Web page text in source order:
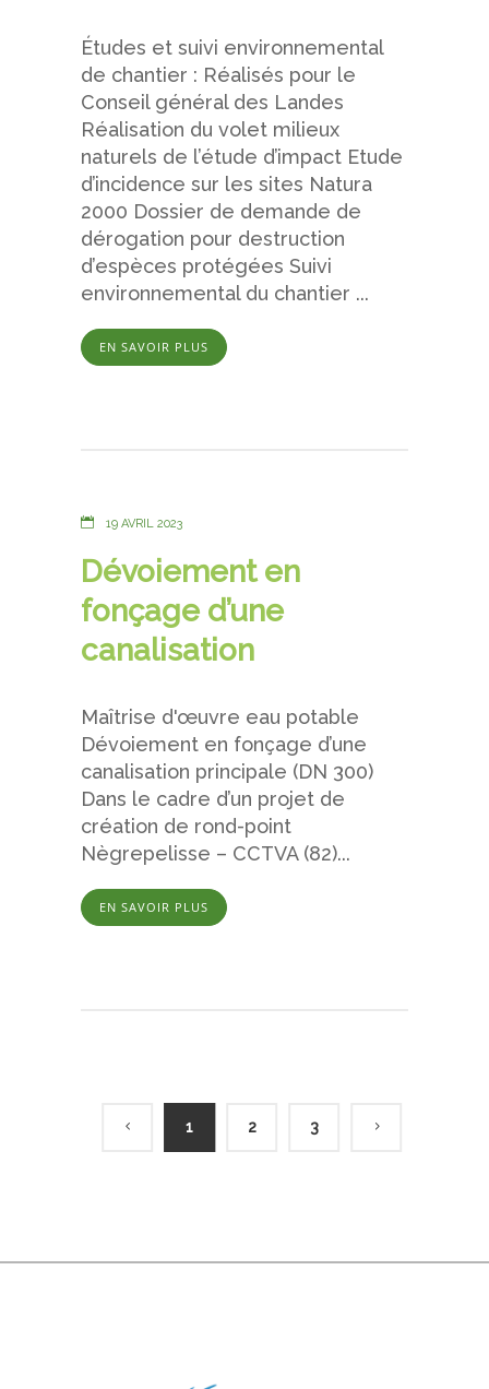
Études et suivi environnemental
de chantier : Réalisés pour le
Conseil général des Landes
Réalisation du volet milieux
naturels de l’étude d’impact Etude
d’incidence sur les sites Natura
2000 Dossier de demande de
dérogation pour destruction
d’espèces protégées Suivi
environnemental du chantier ...
EN SAVOIR PLUS
19 AVRIL 2023
Dévoiement en
fonçage d’une
canalisation
Maîtrise d'œuvre eau potable
Dévoiement en fonçage d’une
canalisation principale (DN 300)
Dans le cadre d’un projet de
création de rond-point
Nègrepelisse – CCTVA (82)...
EN SAVOIR PLUS
1 2 3